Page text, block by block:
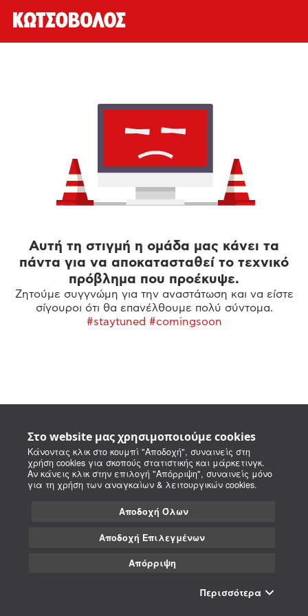
Στο website μας χρησιμοποιούμε cookies
Κάνοντας κλικ στο κουμπί "Αποδοχή", συναινείς στη
χρήση cookies για σκοπούς στατιστικής και μάρκετινγκ.
Αν κάνεις κλικ στην επιλογή "Απόρριψη", συναινείς μόνο
για τη χρήση των αναγκαίων & λειτουργικών cookies.
Αποδοχή Όλων
Αποδοχή Επιλεγμένων
Απόρριψη
Περισσότερα
Αυτή τη στιγμή η ομάδα μας κάνει τα
πάντα για να αποκατασταθεί το τεχνικό
πρόβλημα που προέκυψε.
Ζητούμε συγγνώμη για την αναστάτωση και να είστε
σίγουροι ότι θα επανέλθουμε πολύ σύντομα.
#staytuned #comingsoon